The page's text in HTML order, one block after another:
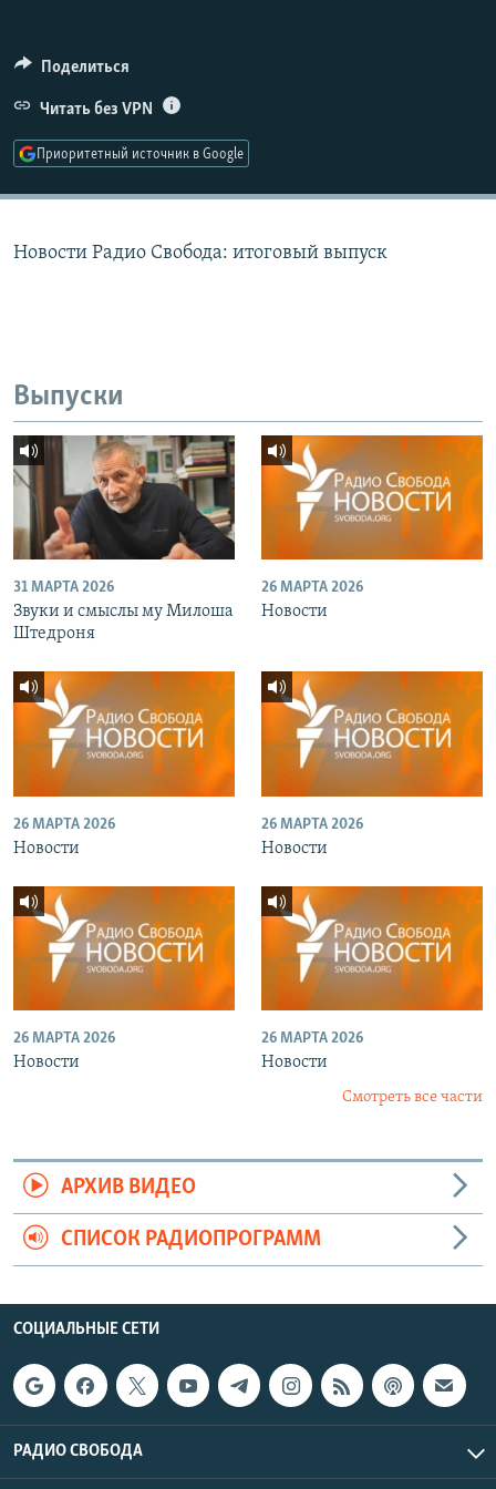
ПОДПИШИТЕСЬ НА РАССЫЛКУ
СОЦИАЛЬНЫЕ СЕТИ
Поделиться
Читать без VPN
Приоритетный источник в Google
Новости Радио Свобода: итоговый выпуск
Выпуски
31 МАРТА 2026
Звуки и смыслы му Милоша
Штедроня
26 МАРТА 2026
Новости
26 МАРТА 2026
Новости
26 МАРТА 2026
Новости
26 МАРТА 2026
Новости
26 МАРТА 2026
Новости
Смотреть все части
АРХИВ ВИДЕО
СПИСОК РАДИОПРОГРАММ
СОЦИАЛЬНЫЕ СЕТИ
РАДИО СВОБОДА